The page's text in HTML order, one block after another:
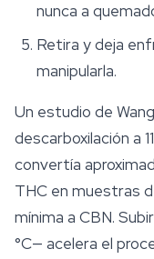
nunca a
Retira y deja
manipularla.
Un estudio de
descarboxilación a
convertía
THC en muestras
mínima a CBN.
°C— acelera el